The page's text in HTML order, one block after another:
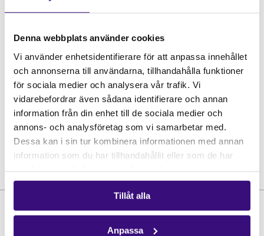
Denna webbplats använder cookies
Vi använder enhetsidentifierare för att anpassa innehållet
och annonserna till användarna, tillhandahålla funktioner
för sociala medier och analysera vår trafik. Vi
vidarebefordrar även sådana identifierare och annan
information från din enhet till de sociala medier och
annons- och analysföretag som vi samarbetar med.
Dessa kan i sin tur kombinera informationen med annan
information som du har tillhandahållit eller som de har
Tillåt alla
Anpassa